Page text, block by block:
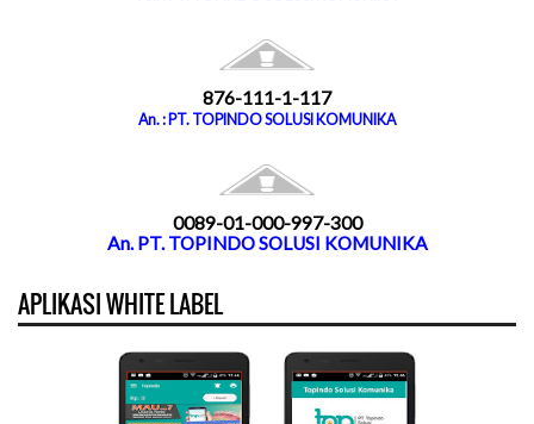
876-111-1-117
An. : PT. TOPINDO SOLUSI KOMUNIKA
0089-01-000-997-300
An. PT. TOPINDO SOLUSI KOMUNIKA
APLIKASI WHITE LABEL